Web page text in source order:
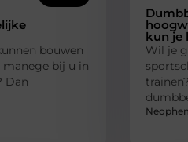
bouwen
manege bij u in
Dan
kun je
Wil je